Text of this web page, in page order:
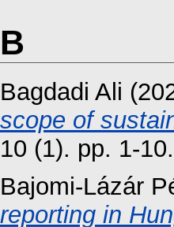
B
Bagdadi Ali
scope of
10 (1). pp. 1-
Bajomi-Lázár
reporting in